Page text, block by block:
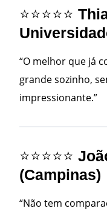
⭐⭐⭐⭐⭐
“O melhor que já
grande sozinho,
impressionante.”
⭐⭐⭐⭐⭐
(Campinas)
“Não tem